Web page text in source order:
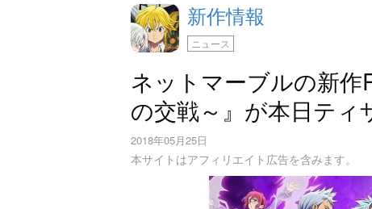
新作情報
ニュース
ネットマーブルの新
の交戦～』が本日ティ
2018年05月25日
本サイトはアフィリエイト広告を含みます。